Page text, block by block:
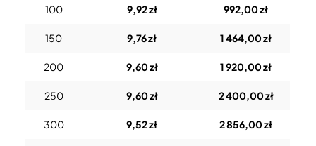
100 9,92 zł 992,00 zł
150 9,76 zł 1 464,00 zł
200 9,60 zł 1 920,00 zł
250 9,60 zł 2 400,00 zł
300 9,52 zł 2 856,00 zł